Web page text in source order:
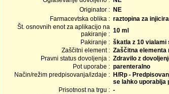
Originator : NE
Farmacevtska oblika : raztopina za
Št. osnovnih enot za aplikacijo na
pakiranje : 10 ml
Pakiranje : škatla z 10 vialami
Zaščitni element : Zaščitna elementa
Pravni status dovoljenja : Zdravilo z
Pot uporabe : parenteralno
Način/režim predpisovanja/izdaje : H/Rp -
se lahko uporablja
Prisotnost na trgu : -